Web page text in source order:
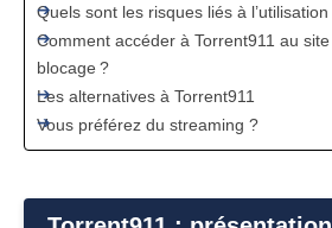
Quels sont les risques liés à
Comment accéder à Torrent911 au
blocage ?
Les alternatives à Torrent911
Vous préférez du streaming ?